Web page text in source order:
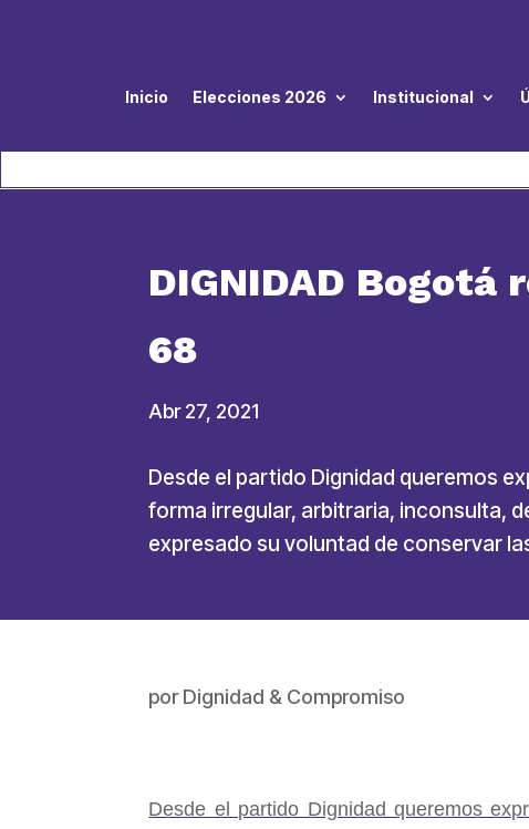
Inicio Elecciones 2026 Institucional
DIGNIDAD Bogotá
68
Abr 27, 2021
Desde el partido Dignidad queremos
forma irregular, arbitraria, inconsulta,
expresado su voluntad de conservar
porDignidad & Compromiso
Desde el partido Dignidad queremos